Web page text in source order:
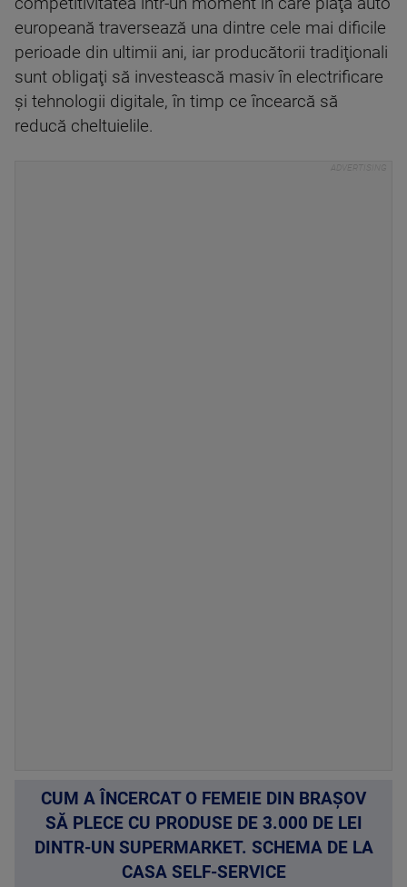
europeană traversează una dintre cele mai dificile
perioade din ultimii ani, iar producătorii tradiţionali
sunt obligaţi să investească masiv în electrificare
şi tehnologii digitale, în timp ce încearcă să
reducă cheltuielile.
CUM A ÎNCERCAT O FEMEIE DIN BRAȘOV
SĂ PLECE CU PRODUSE DE 3.000 DE LEI
DINTR-UN SUPERMARKET. SCHEMA DE LA
CASA SELF-SERVICE